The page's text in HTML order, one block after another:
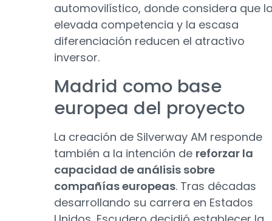
automovilístico, donde considera que
elevada competencia y la escasa
diferenciación reducen el atractivo
inversor.
Madrid como base
europea del proyecto
La creación de Silverway AM responde
también a la intención de reforzar la
capacidad de análisis sobre
compañías europeas. Tras décadas
desarrollando su carrera en Estados